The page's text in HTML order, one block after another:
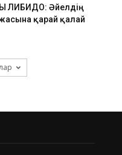
ЛИБИДО: Әйелдің
қарай қалай